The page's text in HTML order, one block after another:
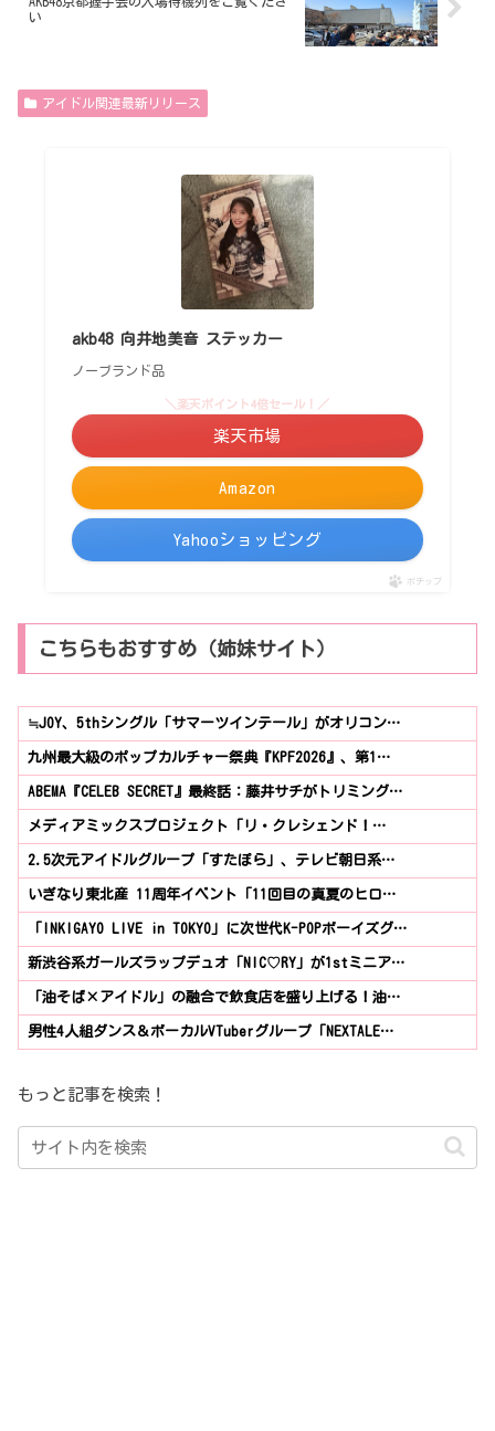
い
アイドル関連最新リリース
akb48 向井地美音 ステッカー
ノーブランド品
Amazon
＼楽天ポイント4倍セール！／
楽天市場
Yahooショッピング
ポチップ
こちらもおすすめ（姉妹サイト）
≒JOY、5thシングル「サマーツインテール」がオリコン…
九州最大級のポップカルチャー祭典『KPF2026』、第1…
ABEMA『CELEB SECRET』最終話：藤井サチがトリミング…
メディアミックスプロジェクト「リ・クレシェンド！…
2.5次元アイドルグループ「すたぽら」、テレビ朝日系…
いぎなり東北産 11周年イベント「11回目の真夏のヒロ…
「INKIGAYO LIVE in TOKYO」に次世代K-POPボーイズグ…
新渋谷系ガールズラップデュオ「NIC♡RY」が1stミニア…
「油そば×アイドル」の融合で飲食店を盛り上げる！油…
男性4人組ダンス＆ボーカルVTuberグループ「NEXTALE…
もっと記事を検索！